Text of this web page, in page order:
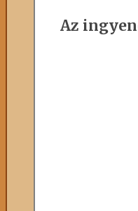
Az